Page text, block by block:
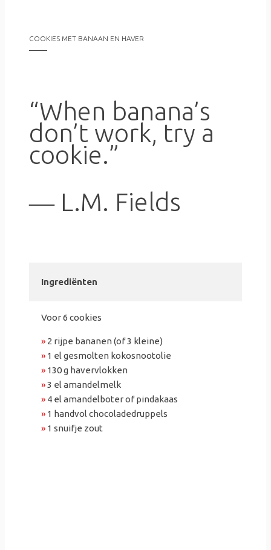
COOKIES MET BANAAN EN HAVER
“When banana’s
don’t work, try a
cookie.”
― L.M. Fields
Ingrediënten
Voor 6 cookies
» 2 rijpe bananen (of 3 kleine)
» 1 el gesmolten kokosnootolie
» 130 g havervlokken
»3 el amandelmelk
» 4 el amandelboter of pindakaas
» 1 handvol chocoladedruppels
» 1 snuifje zout